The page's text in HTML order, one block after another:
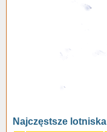
Najczęstsze lotniska